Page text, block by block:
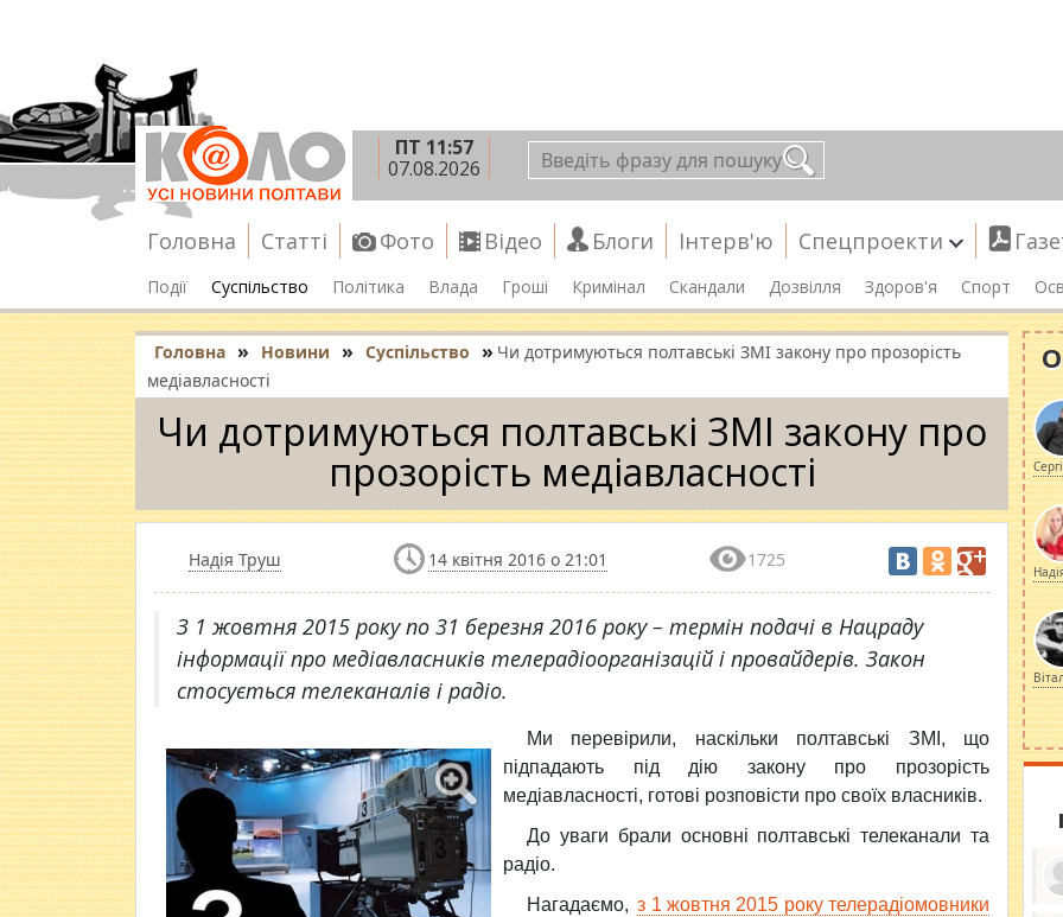
ПТ 11:57
07.08.2026
Головна Статті Фото Відео Блоги Інтерв'ю Спецпроекти
Події Суспільство Політика Влада Гроші Кримінал Скандали Дозвілля Здоров'я Спорт
Головна » Новини » Суспільство » Чи дотримуються полтавські ЗМІ закону про прозорість
медіавласності
Чи дотримуються полтавські ЗМІ закону про
прозорість медіавласності
Надія Труш 14 квітня 2016 о 21:01 1725
З 1 жовтня 2015 року по 31 березня 2016 року – термін подачі в Нацраду
інформації про медіавласників телерадіоорганізацій і провайдерів. Закон
стосується телеканалів і радіо.
Ми перевірили, наскільки полтавські ЗМІ, що
підпадають під дію закону про прозорість
медіавласності, готові розповісти про своїх власників.
До уваги брали основні полтавські телеканали та
радіо.
Нагадаємо, з 1 жовтня 2015 року телерадіомовники